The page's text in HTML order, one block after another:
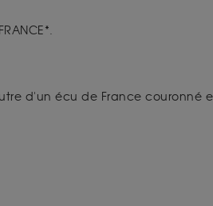
d'un écu de France couronné